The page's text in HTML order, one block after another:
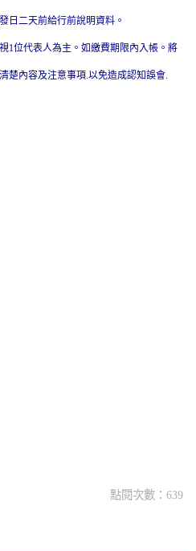
日二天前給行前說明資料。
1位代表人為主。如繳費期限內入帳。將
楚內容及注意事項.以免造成認知誤會.
點閱次數：639